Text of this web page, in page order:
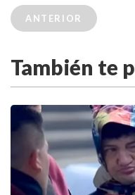
ANTERIOR
También te